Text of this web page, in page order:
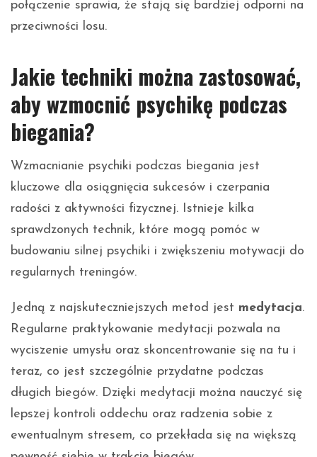
połączenie sprawia, że stają się bardziej odporni na
przeciwności losu.
Jakie techniki można zastosować,
aby wzmocnić psychikę podczas
biegania?
Wzmacnianie psychiki podczas biegania jest
kluczowe dla osiągnięcia sukcesów i czerpania
radości z aktywności fizycznej. Istnieje kilka
sprawdzonych technik, które mogą pomóc w
budowaniu silnej psychiki i zwiększeniu motywacji do
regularnych treningów.
Jedną z najskuteczniejszych metod jest medytacja.
Regularne praktykowanie medytacji pozwala na
wyciszenie umysłu oraz skoncentrowanie się na tu i
teraz, co jest szczególnie przydatne podczas
długich biegów. Dzięki medytacji można nauczyć się
lepszej kontroli oddechu oraz radzenia sobie z
ewentualnym stresem, co przekłada się na większą